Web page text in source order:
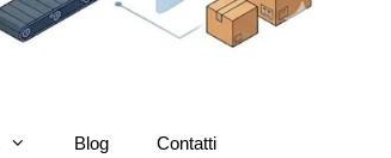
Blog Contatti